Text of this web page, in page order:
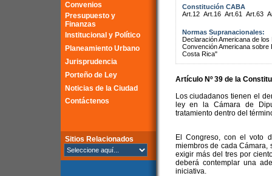
Convenios
Presupuesto y
Finanzas
Institucional y Político
Planeamiento Urbano
Jurisprudencia
Porteño de Ley
Noticias de la Ciudad
Contáctenos
Sitios Relacionados
Constitución CABA
Art.12 Art.16 Art.61 Art.63
Normas Supranacionales:
Declaración Americana de
Convención Americana
Costa Rica"
Artículo Nº 39 de la
Los ciudadanos tienen el
ley en la Cámara de
tratamiento dentro del
El Congreso, con el voto
miembros de cada
exigir más del tres por
deberá contemplar una
iniciativa.